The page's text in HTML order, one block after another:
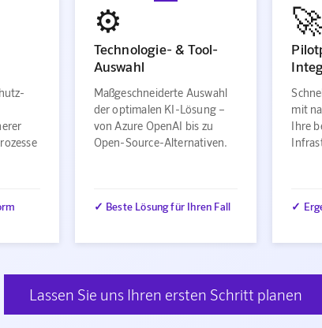
⚙️
Technologie- & Tool-
Auswahl
Maßgeschneiderte Auswahl
der optimalen KI-Lösung –
von Azure OpenAI bis zu
Open-Source-Alternativen.
✓ Beste Lösung für Ihren Fall
🚀
mit
Ihre
✓
Lassen Sie uns Ihren ersten Schritt planen